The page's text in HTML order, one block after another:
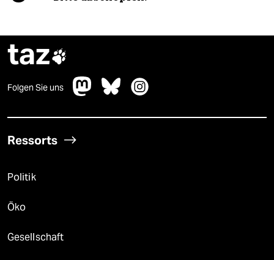
taz
Folgen Sie uns
Ressorts
Politik
Öko
Gesellschaft